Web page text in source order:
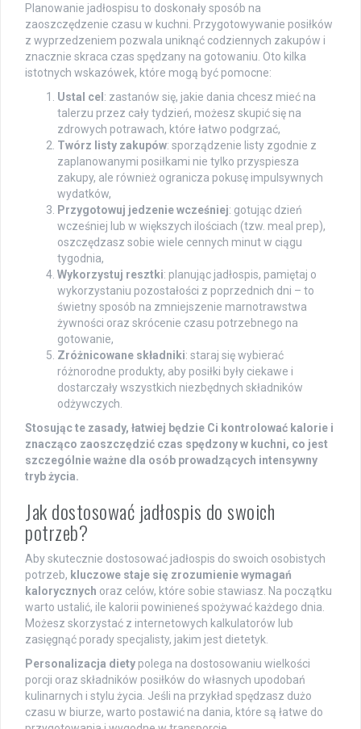
Planowanie jadłospisu to doskonały sposób na
zaoszczędzenie czasu w kuchni. Przygotowywanie posiłków
z wyprzedzeniem pozwala uniknąć codziennych zakupów i
znacznie skraca czas spędzany na gotowaniu. Oto kilka
istotnych wskazówek, które mogą być pomocne:
Ustal cel: zastanów się, jakie dania chcesz mieć na
talerzu przez cały tydzień, możesz skupić się na
zdrowych potrawach, które łatwo podgrzać,
Twórz listy zakupów: sporządzenie listy zgodnie z
zaplanowanymi posiłkami nie tylko przyspiesza
zakupy, ale również ogranicza pokusę impulsywnych
wydatków,
Przygotowuj jedzenie wcześniej: gotując dzień
wcześniej lub w większych ilościach (tzw. meal prep),
oszczędzasz sobie wiele cennych minut w ciągu
tygodnia,
Wykorzystuj resztki: planując jadłospis, pamiętaj o
wykorzystaniu pozostałości z poprzednich dni – to
świetny sposób na zmniejszenie marnotrawstwa
żywności oraz skrócenie czasu potrzebnego na
gotowanie,
Zróżnicowane składniki: staraj się wybierać
różnorodne produkty, aby posiłki były ciekawe i
dostarczały wszystkich niezbędnych składników
odżywczych.
Stosując te zasady, łatwiej będzie Ci kontrolować kalorie i
znacząco zaoszczędzić czas spędzony w kuchni, co jest
szczególnie ważne dla osób prowadzących intensywny
tryb życia.
Jak dostosować jadłospis do swoich
potrzeb?
Aby skutecznie dostosować jadłospis do swoich osobistych
potrzeb, kluczowe staje się zrozumienie wymagań
kalorycznych oraz celów, które sobie stawiasz. Na początku
warto ustalić, ile kalorii powinieneś spożywać każdego dnia.
Możesz skorzystać z internetowych kalkulatorów lub
zasięgnąć porady specjalisty, jakim jest dietetyk.
Personalizacja diety polega na dostosowaniu wielkości
porcji oraz składników posiłków do własnych upodobań
kulinarnych i stylu życia. Jeśli na przykład spędzasz dużo
czasu w biurze, warto postawić na dania, które są łatwe do